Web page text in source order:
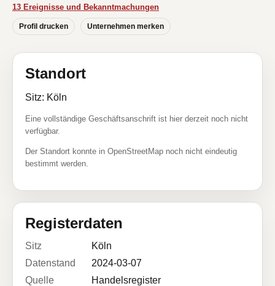
13 Ereignisse und Bekanntmachungen
Profil drucken Unternehmen merken
Standort
Sitz: Köln
Eine vollständige Geschäftsanschrift ist hier derzeit noch nicht
verfügbar.
Der Standort konnte in OpenStreetMap noch nicht eindeutig
bestimmt werden.
Registerdaten
Sitz
Köln
Datenstand
2024-03-07
Quelle
Handelsregister